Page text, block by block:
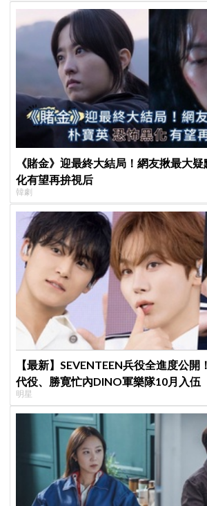
《賭金》迎最終大結局！網友揪最大
化有望再拚視后
韓劇
【最新】SEVENTEEN兵役全進度公
代役、勝寛忙內DINO軍樂隊10月入伍
明星